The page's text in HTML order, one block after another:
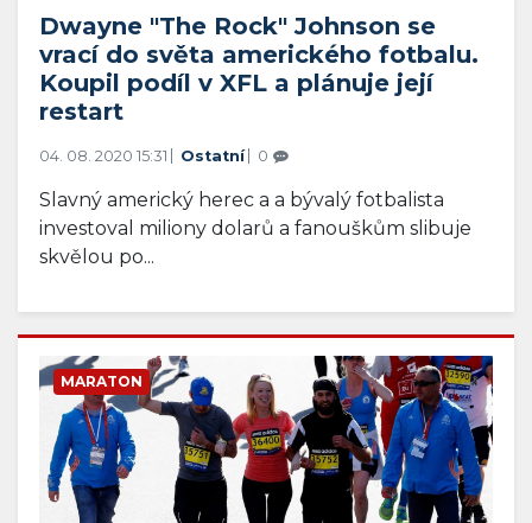
Dwayne "The Rock" Johnson se
vrací do světa amerického fotbalu.
Koupil podíl v XFL a plánuje její
restart
04. 08. 2020 15:31 Ostatní 0
Slavný americký herec a a bývalý fotbalista
investoval miliony dolarů a fanouškům slibuje
skvělou po...
MARATON